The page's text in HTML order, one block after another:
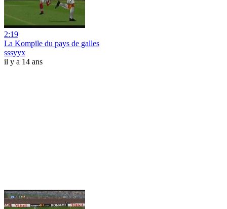
2:19
La Kompïle du pays de galles
sssyyx
il y a 14 ans